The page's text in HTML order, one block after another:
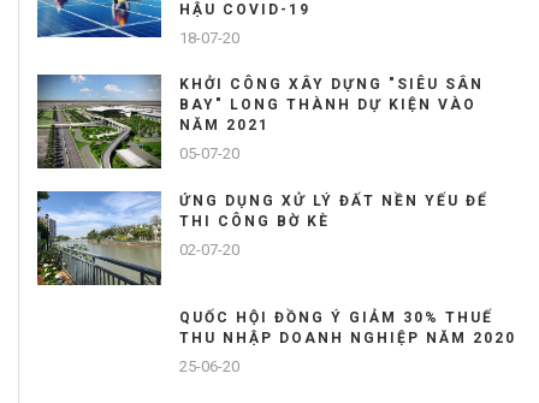
HẬU COVID-19
18-07-20
KHỞI CÔNG XÂY DỰNG "SIÊU SÂN
BAY" LONG THÀNH DỰ KIỆN VÀO
NĂM 2021
05-07-20
ỨNG DỤNG XỬ LÝ ĐẤT NỀN YẾU ĐỂ
THI CÔNG BỜ KÈ
02-07-20
QUỐC HỘI ĐỒNG Ý GIẢM 30% THUẾ
THU NHẬP DOANH NGHIỆP NĂM 2020
25-06-20